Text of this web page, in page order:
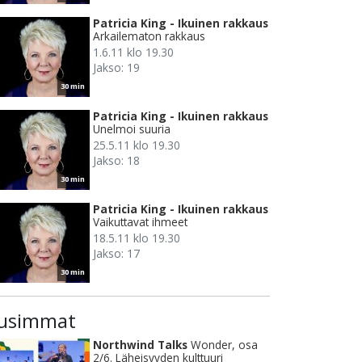
30 min
Patricia King - Ikuinen rakkaus
Arkailematon rakkaus
1.6.11 klo 19.30
Jakso: 19
30 min
Patricia King - Ikuinen rakkaus
Unelmoi suuria
25.5.11 klo 19.30
Jakso: 18
30 min
Patricia King - Ikuinen rakkaus
Vaikuttavat ihmeet
18.5.11 klo 19.30
Jakso: 17
Northwind Talks Wonder, osa
2/6. Läheisyyden kulttuuri